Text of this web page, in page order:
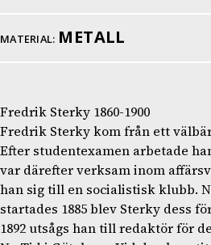
MATERIAL: METALL
Fredrik Sterky 1860-1900
Fredrik Sterky kom från ett
Efter studentexamen arbetade
var därefter verksam inom
han sig till en socialistisk klubb.
startades 1885 blev Sterky dess
1892 utsågs han till redaktör för